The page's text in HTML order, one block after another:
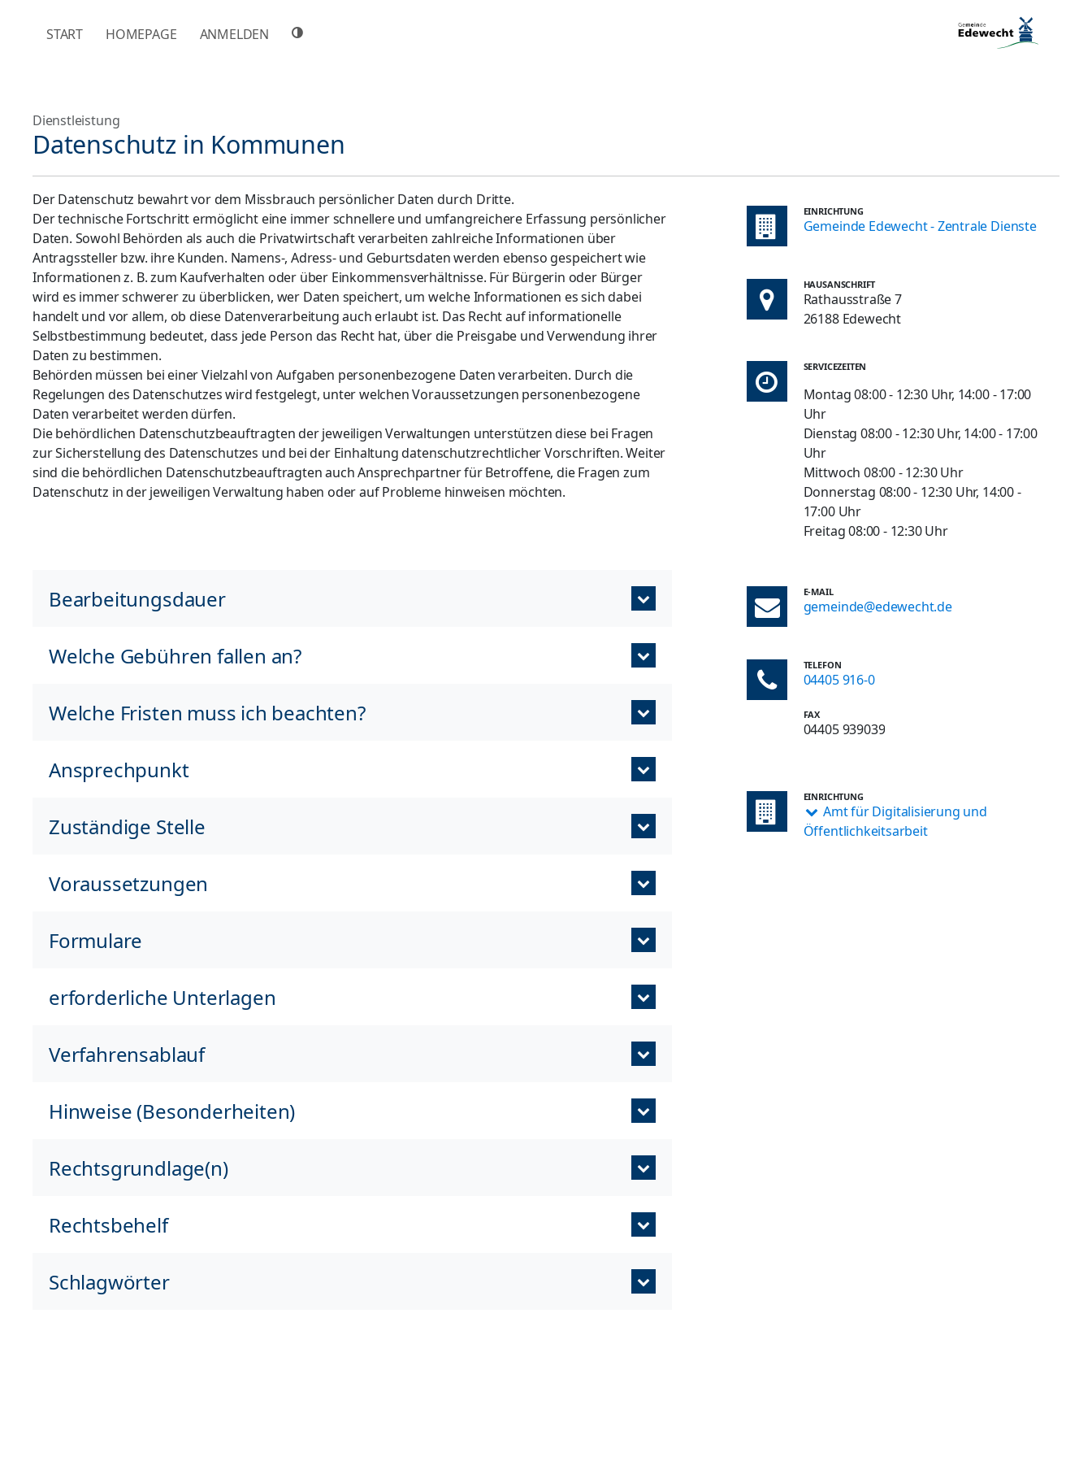
NAVIGATION ÜBERSPRINGEN
START HOMEPAGE ANMELDEN
Dienstleistung
Datenschutz in Kommunen
Der Datenschutz bewahrt vor dem Missbrauch persönlicher Daten durch Dritte.
Der technische Fortschritt ermöglicht eine immer schnellere und umfangreichere Erfassung persönlicher
Daten. Sowohl Behörden als auch die Privatwirtschaft verarbeiten zahlreiche Informationen über
Antragssteller bzw. ihre Kunden. Namens-, Adress- und Geburtsdaten werden ebenso gespeichert wie
Informationen z. B. zum Kaufverhalten oder über Einkommensverhältnisse. Für Bürgerin oder Bürger
wird es immer schwerer zu überblicken, wer Daten speichert, um welche Informationen es sich dabei
handelt und vor allem, ob diese Datenverarbeitung auch erlaubt ist. Das Recht auf informationelle
Selbstbestimmung bedeutet, dass jede Person das Recht hat, über die Preisgabe und Verwendung ihrer
Daten zu bestimmen.
Behörden müssen bei einer Vielzahl von Aufgaben personenbezogene Daten verarbeiten. Durch die
Regelungen des Datenschutzes wird festgelegt, unter welchen Voraussetzungen personenbezogene
Daten verarbeitet werden dürfen.
Die behördlichen Datenschutzbeauftragten der jeweiligen Verwaltungen unterstützen diese bei Fragen
zur Sicherstellung des Datenschutzes und bei der Einhaltung datenschutzrechtlicher Vorschriften. Weiter
sind die behördlichen Datenschutzbeauftragten auch Ansprechpartner für Betroffene, die Fragen zum
Datenschutz in der jeweiligen Verwaltung haben oder auf Probleme hinweisen möchten.
Bearbeitungsdauer
Welche Gebühren fallen an?
Welche Fristen muss ich beachten?
Ansprechpunkt
Zuständige Stelle
Voraussetzungen
Formulare
erforderliche Unterlagen
Verfahrensablauf
Hinweise (Besonderheiten)
Rechtsgrundlage(n)
Rechtsbehelf
Schlagwörter
EINRICHTUNG
Gemeinde Edewecht - Zentrale Dienste
HAUSANSCHRIFT
Rathausstraße 7
26188 Edewecht
SERVICEZEITEN
Montag 08:00 - 12:30 Uhr, 14:00 - 17:00
Uhr
Dienstag 08:00 - 12:30 Uhr, 14:00 - 17:00
Uhr
Mittwoch 08:00 - 12:30 Uhr
Donnerstag 08:00 - 12:30 Uhr, 14:00 -
17:00 Uhr
Freitag 08:00 - 12:30 Uhr
E-MAIL
gemeinde@edewecht.de
TELEFON
04405 916-0
FAX
04405 939039
EINRICHTUNG
Amt für Digitalisierung und
Öffentlichkeitsarbeit